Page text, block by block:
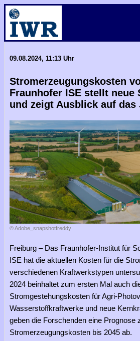
09.08.2024, 11:13 Uhr
Stromerzeugungskosten
Fraunhofer ISE stellt neue
und zeigt Ausblick auf das
© Adobe_snapshotfreddy
Freiburg – Das Fraunhofer-Institut für
ISE hat die aktuellen Kosten für die
verschiedenen Kraftwerkstypen
2024 beinhaltet zum ersten Mal auch
Stromgestehungskosten für Agri-
Wasserstoffkraftwerke und neue
geben die Forschenden eine Prognose
Stromerzeugungskosten bis 2045 ab.